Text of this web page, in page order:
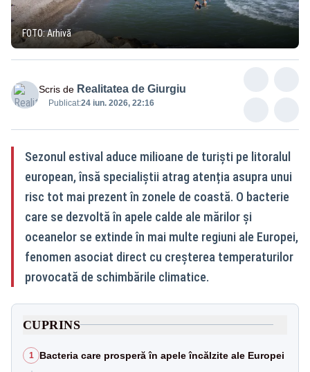
FOTO: Arhivă
Scris de Realitatea de Giurgiu
Publicat:24 iun. 2026, 22:16
Sezonul estival aduce milioane de turiști pe litoralul
european, însă specialiștii atrag atenția asupra unui
risc tot mai prezent în zonele de coastă. O bacterie
care se dezvoltă în apele calde ale mărilor și
oceanelor se extinde în mai multe regiuni ale Europei,
fenomen asociat direct cu creșterea temperaturilor
provocată de schimbările climatice.
CUPRINS
1 Bacteria care prosperă în apele încălzite ale Europei